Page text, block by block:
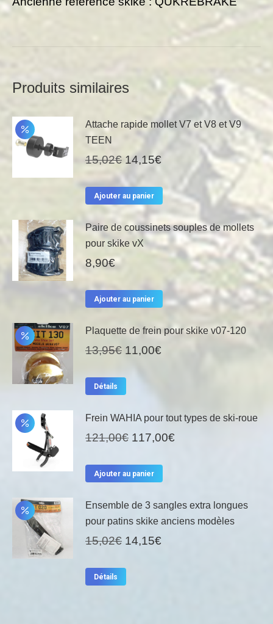
Produits similaires
Attache rapide mollet V7 et V8 et V9
TEEN
15,02€ Le
prix
initial
était :
15,02€.
14,15€
actuel
est :
14,15€.
Ajouter au panier
Paire de coussinets souples de mollets
pour skike vX
8,90€
Ajouter au panier
Plaquette de frein pour skike v07-120
13,95€ Le
initial
était :
13,95€.
11,00€
11,00€.
Détails
Frein WAHIA pour tout types de ski-roue
121,00€ Le
initial
était :
121,00€.
117,00€
117,00€.
Ajouter au panier
Ensemble de 3 sangles extra longues
pour patins skike anciens modèles
15,02€ Le
initial
était :
14,15€Le
Détails